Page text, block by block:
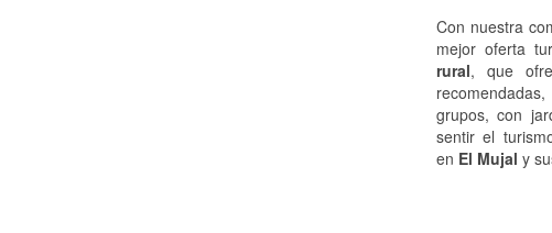
Con nuestra
mejor oferta
rural, que
grupos, con
sentir el
en El Mujal y